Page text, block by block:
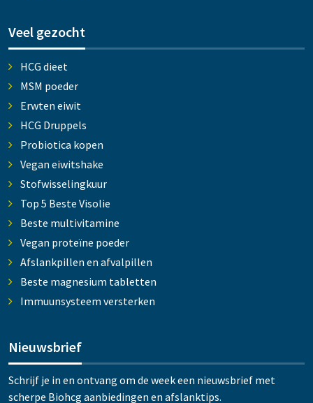
Veel gezocht
HCG dieet
MSM poeder
Erwten eiwit
HCG Druppels
Probiotica kopen
Vegan eiwitshake
Stofwisselingkuur
Top 5 Beste Visolie
Beste multivitamine
Vegan proteïne poeder
Afslankpillen en afvalpillen
Beste magnesium tabletten
Immuunsysteem versterken
Nieuwsbrief
Schrijf je in en ontvang om de week een nieuwsbrief met
scherpe Biohcg aanbiedingen en afslanktips.